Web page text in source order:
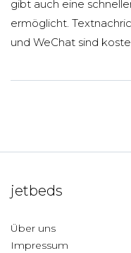
gibt auch eine
ermöglicht.
und WeChat sind
jetbeds
Über uns
Impressum